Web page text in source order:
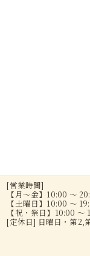
[営業時間]
【月～金】10:00 ～
【土曜日】10:00 ～
【祝・祭日】10:00
[定休日] 日曜日・第2,